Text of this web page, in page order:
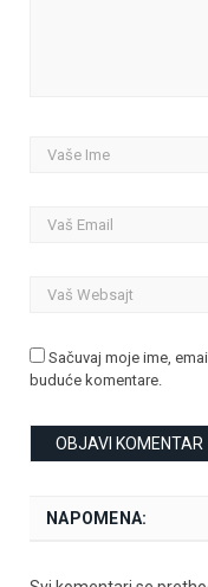
Sačuvaj moje ime,
buduće komentare.
NAPOMENA: